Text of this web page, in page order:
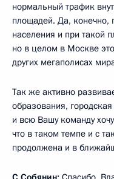
нормальный трафик
площадей. Да, конечно,
населения и при такой
но в целом в Москве
других мегаполисах
Так же активно
образования,
и всю Вашу команду
что в таком темпе и с
продолжена и в